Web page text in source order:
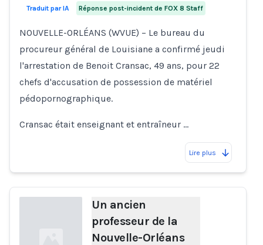
Traduit par IA Réponse post-incident de FOX 8 Staff
NOUVELLE-ORLÉANS (WVUE) – Le bureau du
procureur général de Louisiane a confirmé jeudi
l'arrestation de Benoit Cransac, 49 ans, pour 22
chefs d'accusation de possession de matériel
pédopornographique.
Cransac était enseignant et entraîneur …
Lire plus
Un ancien
professeur de la
Nouvelle-Orléans